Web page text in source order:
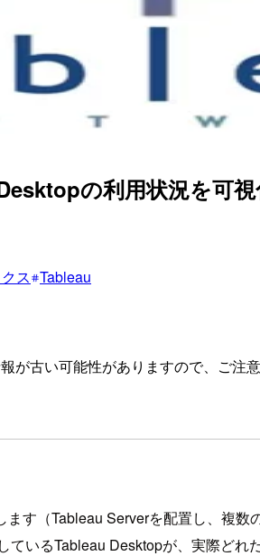
の利用状況を可
ス Tableau
古い可能性がありますので、ご注意
す（Tableau Serverを配置し、複
いるTableau Desktopが、実際ど